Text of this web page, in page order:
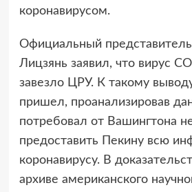
коронавирусом.
Официальный
Лицзянь заявил, что вирус
завезло ЦРУ. К такому
пришел, проанализировав
потребовал от Вашингтона
предоставить Пекину всю
коронавирусу. В
архиве американского